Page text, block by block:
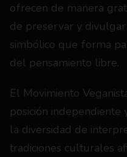
ofrecen de manera
de preservar y
simbólico que forma
del pensamiento libre.
El Movimiento
posición
la diversidad de
tradiciones culturales